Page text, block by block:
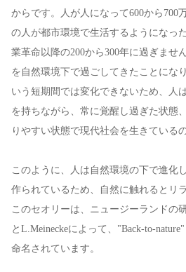
からです。人が人になって600から700
の人が都市環境で生活するようになっ
業革命以降の200から300年に過ぎませ
を自然環境下で過ごしてきたことにな
いう短期間では変化できないため、人
を持ちながら、常に覚醒し過ぎた状態
りやすい状態で現代社会を生きている
このように、人は自然環境の下で進化
作られているため、自然に触れるとリ
このセオリーは、ニュージーランドの
とL.Meineckeによって、"Back-to-
命名されています。